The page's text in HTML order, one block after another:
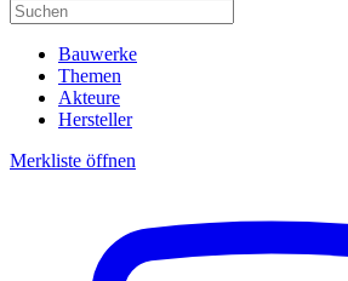
Bauwerke
Themen
Akteure
Hersteller
Merkliste öffnen